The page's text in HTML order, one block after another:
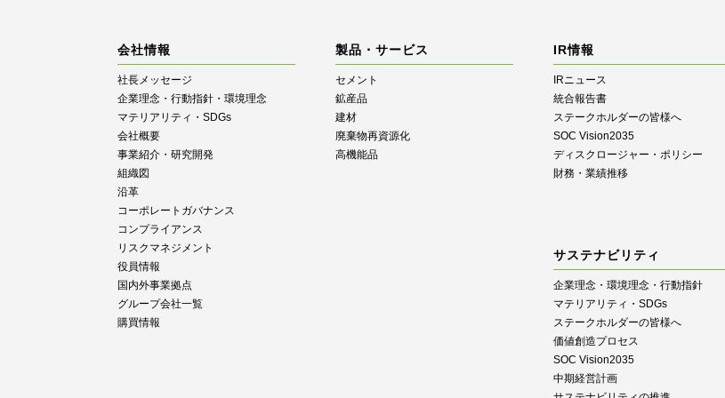
会社情報
社長メッセージ
企業理念・行動指針・環境理念
マテリアリティ・SDGs
会社概要
事業紹介・研究開発
組織図
沿革
コーポレートガバナンス
コンプライアンス
リスクマネジメント
役員情報
国内外事業拠点
グループ会社一覧
購買情報
製品・サービス
セメント
鉱産品
建材
廃棄物再資源化
高機能品
IR情報
IRニュース
統合報告書
ステークホルダーの皆様へ
SOC Vision2035
ディスクロージャー・ポリシー
財務・業績推移
サステナビリティ
企業理念・環境理念・行動指針
マテリアリティ・SDGs
ステークホルダーの皆様へ
価値創造プロセス
SOC Vision2035
中期経営計画